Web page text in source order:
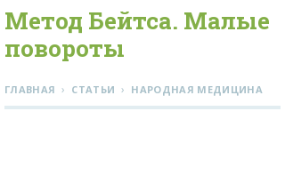
Метод Бейтса. Малые
повороты
ГЛАВНАЯ › СТАТЬИ › НАРОДНАЯ МЕДИЦИНА